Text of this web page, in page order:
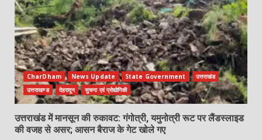
CharDham News Update State Government
उत्तराखंड
उत्तराखण्ड
देहरादून सुचना एवं प्रोद्योगिकी
उत्तराखंड में मानसून की रुकावट: गंगोत्री, यमुनोत्री रूट पर लैंडस्लाइड
की वजह से असर; आसन बैराज के गेट खोले गए